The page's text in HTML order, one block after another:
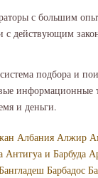
с большим
действующим
подбора и
информационные
и деньги.
Албания Алжир
Антигуа и Барбуда
Барбадос